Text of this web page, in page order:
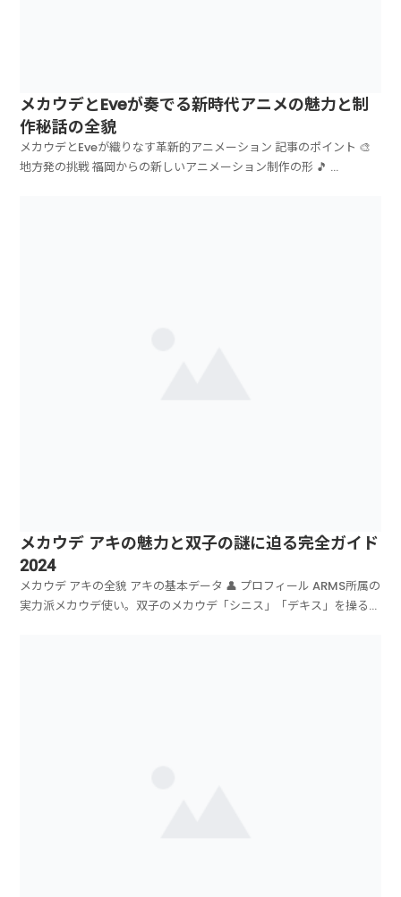
メカウデとEveが奏でる新時代アニメの魅力と制
作秘話の全貌
メカウデとEveが織りなす革新的アニメーション 記事のポイント 🎨
地方発の挑戦 福岡からの新しいアニメーション制作の形 🎵 ...
メカウデ アキの魅力と双子の謎に迫る完全ガイド
2024
メカウデ アキの全貌 アキの基本データ 👤 プロフィール ARMS所属の
実力派メカウデ使い。双子のメカウデ「シニス」「デキス」を操る